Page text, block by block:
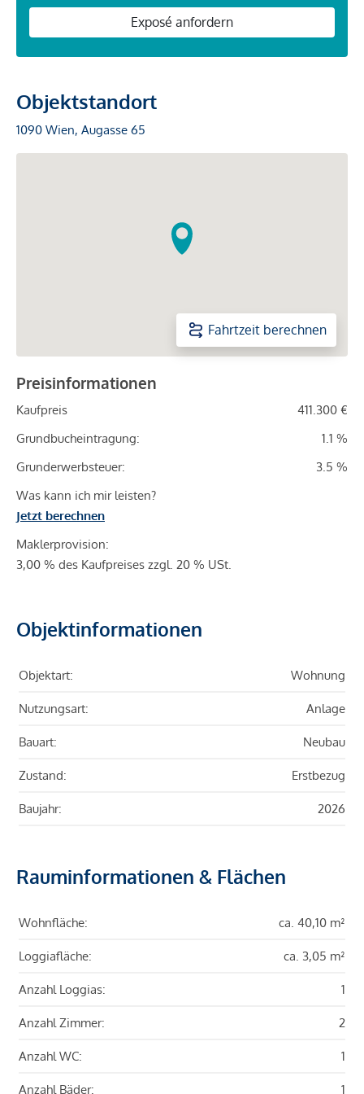
Exposé anfordern
Objektstandort
1090 Wien, Augasse 65
Fahrtzeit berechnen
Preisinformationen
Kaufpreis
411.300 €
Grundbucheintragung:
1.1 %
Grunderwerbsteuer:
3.5 %
Was kann ich mir leisten?
Jetzt berechnen
Maklerprovision:
3,00 % des Kaufpreises zzgl. 20 % USt.
Objektinformationen
Objektart: Wohnung
Nutzungsart: Anlage
Bauart: Neubau
Zustand: Erstbezug
Baujahr: 2026
Rauminformationen & Flächen
Wohnfläche: ca. 40,10 m²
Loggiafläche: ca. 3,05 m²
Anzahl Loggias: 1
Anzahl Zimmer: 2
Anzahl WC: 1
Anzahl Bäder: 1